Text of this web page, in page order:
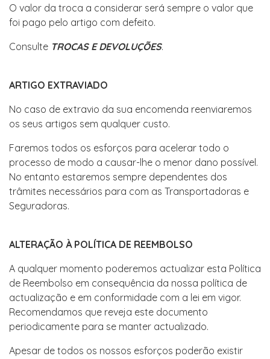
O valor da troca a considerar será sempre o valor que
foi pago pelo artigo com defeito.
Consulte TROCAS E DEVOLUÇÕES.
ARTIGO EXTRAVIADO
No caso de extravio da sua encomenda reenviaremos
os seus artigos sem qualquer custo.
Faremos todos os esforços para acelerar todo o
processo de modo a causar-lhe o menor dano possível.
No entanto estaremos sempre dependentes dos
trâmites necessários para com as Transportadoras e
Seguradoras.
ALTERAÇÃO À POLÍTICA DE REEMBOLSO
A qualquer momento poderemos actualizar esta Política
de Reembolso em consequência da nossa política de
actualização e em conformidade com a lei em vigor.
Recomendamos que reveja este documento
periodicamente para se manter actualizado.
Apesar de todos os nossos esforços poderão existir